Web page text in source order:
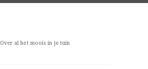
Over al het moois in je tuin